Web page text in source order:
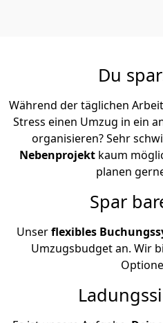
Du
Während der täglichen
Stress einen Umzug in ein
organisieren? Sehr
Nebenprojekt kaum
planen
Spar
Unserflexibles
Umzugsbudget an. Wir